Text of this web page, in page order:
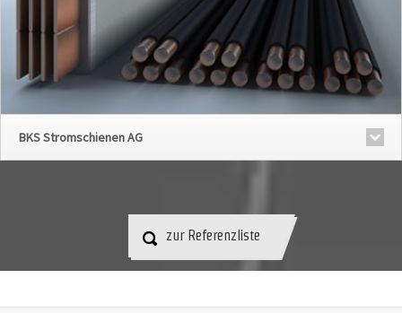
BKS Stromschienen AG
zur Referenzliste